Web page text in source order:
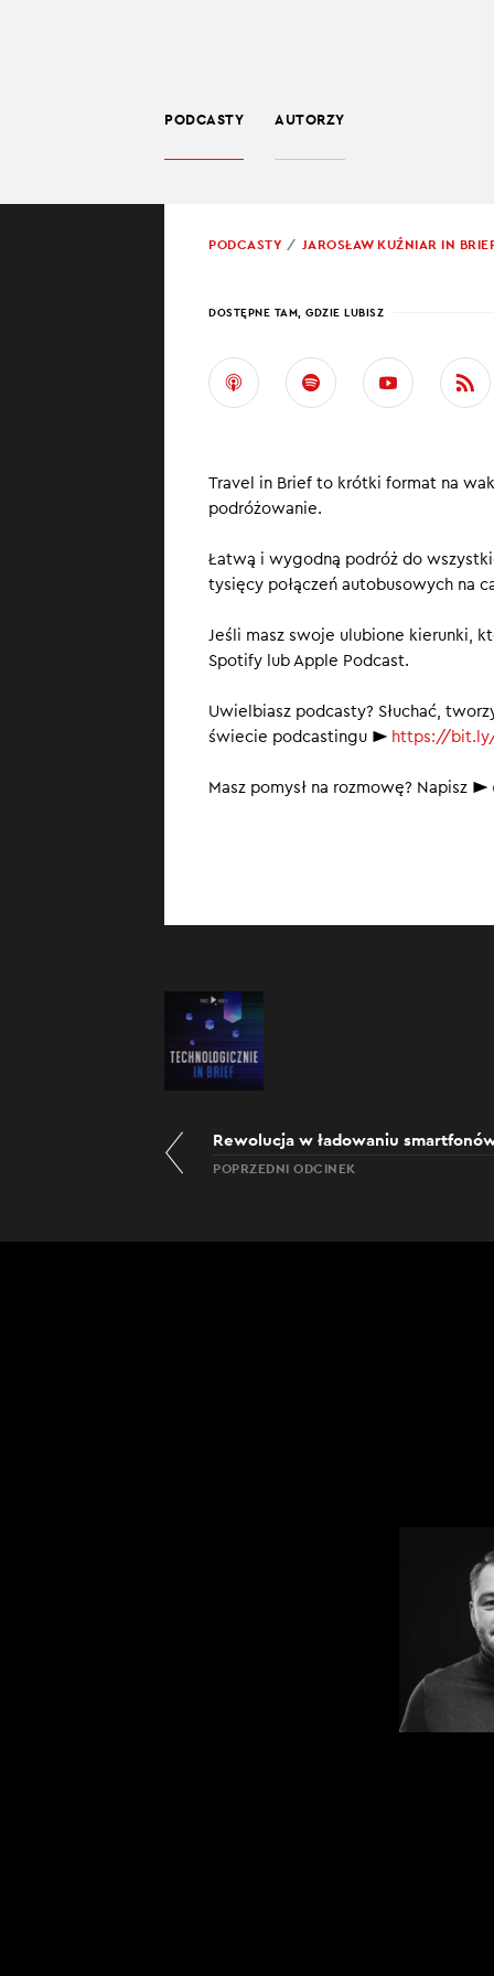
PODCASTY AUTORZY
PROWADZĄCY:
pierwszy
turystyka
PODCASTY
JAROSŁAW KUŹNIAR IN
DOSTĘPNE TAM, GDZIE LUBISZ
Travel in Brief to krótki format na
podróżowanie.
Łatwą i wygodną podróż do
tysięcy połączeń autobusowych na
Jeśli masz swoje ulubione kierunki,
Spotify lub Apple Podcast.
Uwielbiasz podcasty? Słuchać,
świecie podcastingu ► https://
Masz pomysł na rozmowę? Napisz ►
POPRZEDNI ODCINEK